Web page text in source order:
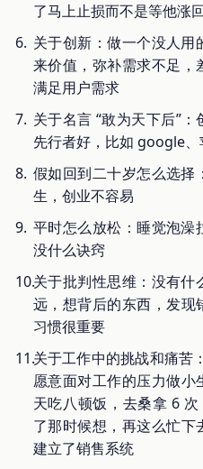
了马上止损而不是等他涨
关于创新：做一个没人
来价值，弥补需求不足，
满足用户需求
关于名言 “敢为天下后”
先行者好，比如 google
假如回到二十岁怎么选择
生，创业不容易
平时怎么放松：睡觉泡澡
没什么诀窍
关于批判性思维：没有什
远，想背后的东西，发现
习惯很重要
关于工作中的挑战和痛苦
愿意面对工作的压力做
天吃八顿饭，去桑拿 6
了那时候想，再这么忙
建立了销售系统